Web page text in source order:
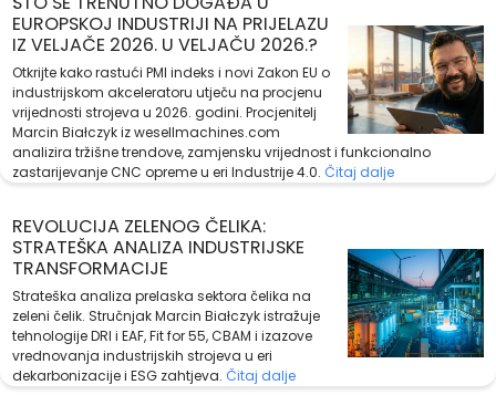
EUROPSKOJ INDUSTRIJI NA PRIJELAZU
IZ VELJAČE 2026. U VELJAČU 2026.?
Otkrijte kako rastući PMI indeks i novi Zakon EU o
industrijskom akceleratoru utječu na procjenu
vrijednosti strojeva u 2026. godini. Procjenitelj
Marcin Białczyk iz wesellmachines.com
analizira tržišne trendove, zamjensku vrijednost i funkcionalno
zastarijevanje CNC opreme u eri Industrije 4.0. Čitaj dalje
REVOLUCIJA ZELENOG ČELIKA:
STRATEŠKA ANALIZA INDUSTRIJSKE
TRANSFORMACIJE
Strateška analiza prelaska sektora čelika na
zeleni čelik. Stručnjak Marcin Białczyk istražuje
tehnologije DRI i EAF, Fit for 55, CBAM i izazove
vrednovanja industrijskih strojeva u eri
dekarbonizacije i ESG zahtjeva. Čitaj dalje